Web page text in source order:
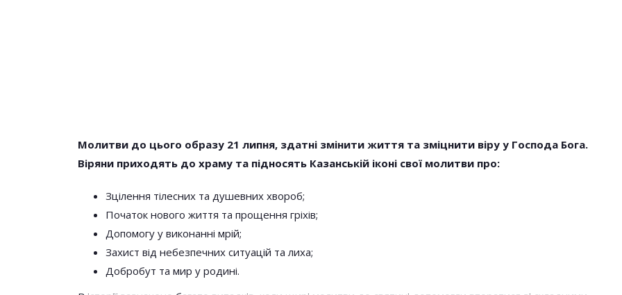
Молитви до цього образу 21 липня, здатні змінити життя та зміцнити віру у Господа Бога.
Віряни приходять до храму та підносять Казанській іконі свої молитви про:
Зцілення тілесних та душевних хвороб;
Початок нового життя та прощення гріхів;
Допомогу у виконанні мрій;
Захист від небезпечних ситуацій та лиха;
Добробут та мир у родині.